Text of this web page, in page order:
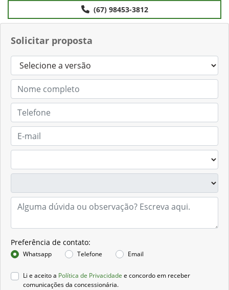
Solicitar proposta
Preferência de contato:
Whatsapp Telefone Email
Li e aceito a Política de Privacidade e concordo em receber
comunicações da concessionária.
(67) 98453-3812